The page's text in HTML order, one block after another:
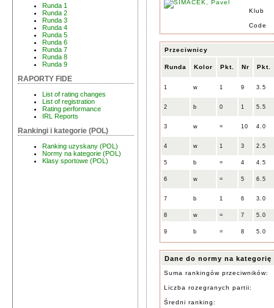
Runda 1
Runda 2
Runda 3
Runda 4
Runda 5
Runda 6
Runda 7
Runda 8
Runda 9
RAPORTY FIDE
List of rating changes
List of registration
Rating performance
IRL Reports
Rankingi i kategorie (POL)
Ranking uzyskany (POL)
Normy na kategorie (POL)
Klasy sportowe (POL)
Klub
Code
Przeciwnicy
Runda Kolor Pkt. Nr Pkt.
1 w 1 9 3.5
2 b 0 1 5.5
3 w = 10 4.0
4 w 1 3 2.5
5 b = 4 4.5
6 w = 5 6.5
7 b 1 6 3.0
8 w = 7 5.0
9 b = 8 5.0
Dane do normy na kategorię
Suma rankingów przeciwników:
Liczba rozegranych partii:
Średni ranking: